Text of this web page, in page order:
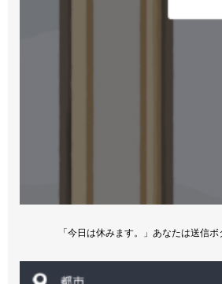
「今日は休みます。」あなたは送信ボ